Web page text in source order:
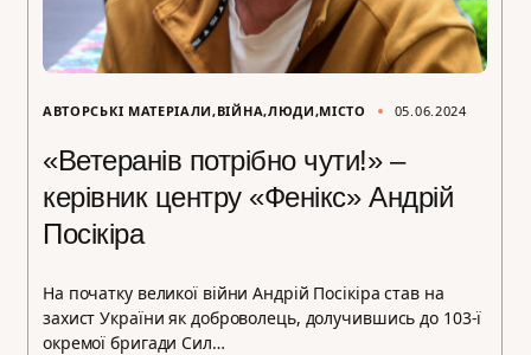
АВТОРСЬКІ МАТЕРІАЛИ ВІЙНА ЛЮДИ МІСТО 05.06.2024
«Ветеранів потрібно чути!» –
керівник центру «Фенікс» Андрій
Посікіра
На початку великої війни Андрій Посікіра став на
захист України як доброволець, долучившись до 103-ї
окремої бригади Сил…